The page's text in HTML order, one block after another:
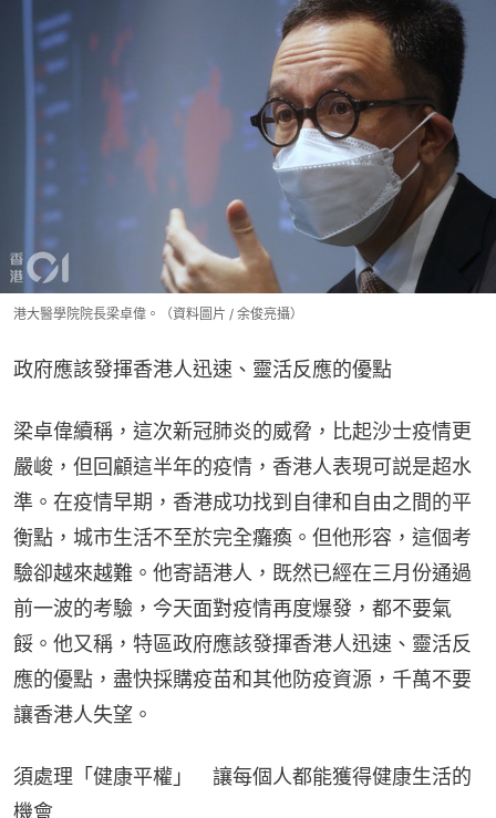
港大醫學院院長梁卓偉。（資料圖片 / 余俊亮攝）
政府應該發揮香港人迅速、靈活反應的優點
梁卓偉續稱，這次新冠肺炎的威脅，比起沙士疫情更
嚴峻，但回顧這半年的疫情，香港人表現可説是超水
準。在疫情早期，香港成功找到自律和自由之間的平
衡點，城市生活不至於完全癱瘓。但他形容，這個考
驗卻越來越難。他寄語港人，既然已經在三月份通過
前一波的考驗，今天面對疫情再度爆發，都不要氣
餒。他又稱，特區政府應該發揮香港人迅速、靈活反
應的優點，盡快採購疫苗和其他防疫資源，千萬不要
讓香港人失望。
須處理​「健康平權」　讓每個人都能獲得健康生活的
機會